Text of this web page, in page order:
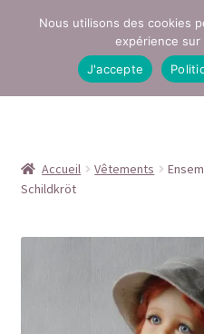
Aller
navigation
Aller
Conditions générales de vente
Contact
Mentions légales
Accueil Vêtements
Schildkröt
Nous utilisons des cookies
expérience
J'accepte